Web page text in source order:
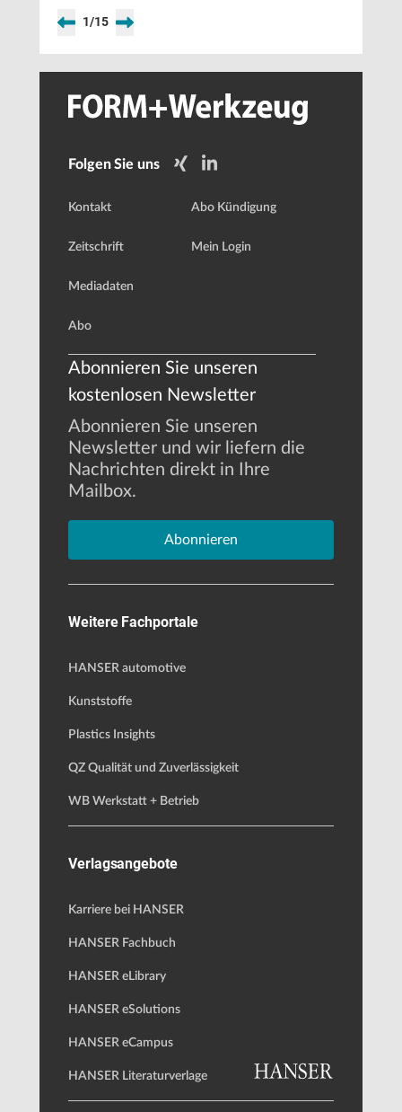
ins
Dunkel
1/15
Folgen Sie uns
Kontakt
Zeitschrift
Mediadaten
Abo
Abo Kündigung
Mein Login
Abonnieren Sie unseren
kostenlosen Newsletter
Abonnieren Sie unseren
Newsletter und wir liefern die
Nachrichten direkt in Ihre
Mailbox.
Abonnieren
Weitere Fachportale
HANSER automotive
Kunststoffe
Plastics Insights
QZ Qualität und Zuverlässigkeit
WB Werkstatt + Betrieb
Verlagsangebote
Karriere bei HANSER
HANSER Fachbuch
HANSER eLibrary
HANSER eSolutions
HANSER eCampus
HANSER Literaturverlage